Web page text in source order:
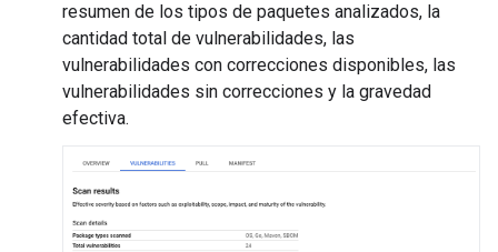
resumen de los tipos de paquetes analizados, la
cantidad total de vulnerabilidades, las
vulnerabilidades con correcciones disponibles, las
vulnerabilidades sin correcciones y la gravedad
efectiva.